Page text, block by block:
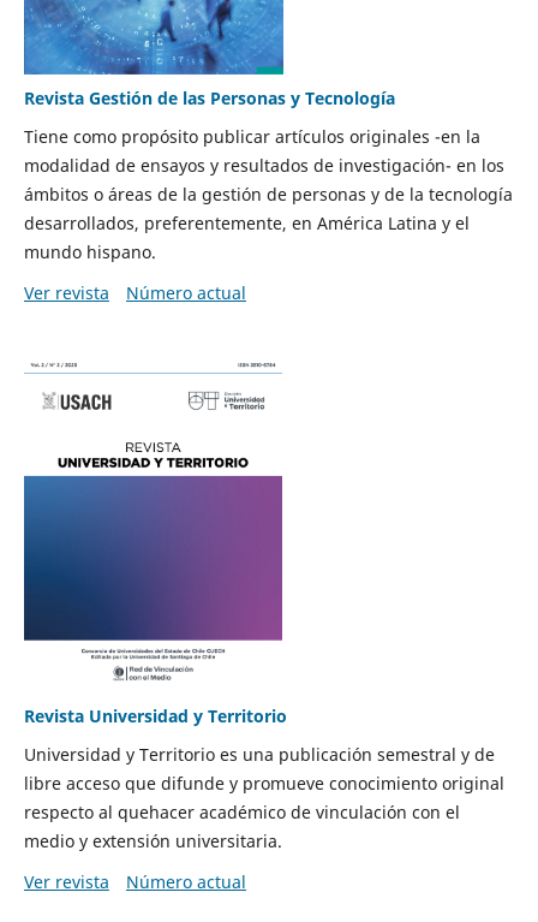
Revista Gestión de las Personas y Tecnología
Tiene como propósito publicar artículos originales -en la
modalidad de ensayos y resultados de investigación- en los
ámbitos o áreas de la gestión de personas y de la tecnología
desarrollados, preferentemente, en América Latina y el
mundo hispano.
Ver revista
Número actual
Revista Universidad y Territorio
Universidad y Territorio es una publicación semestral y de
libre acceso que difunde y promueve conocimiento original
respecto al quehacer académico de vinculación con el
medio y extensión universitaria.
Ver revista
Número actual